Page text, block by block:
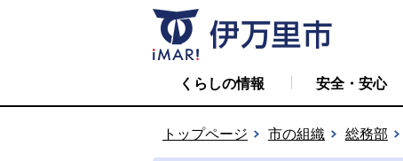
くらしの情報 安全・安心
トップページ 市の組織 総務部